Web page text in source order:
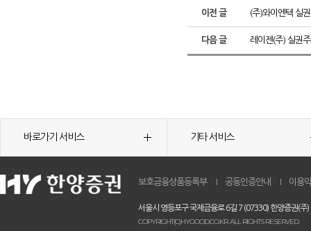
이전 글 (주)와이엔텍 실
다음 글 레이젠(주) 실권
바로가기 서비스 기타 서비스
보호금융상품등록부 공동인증안내 이용
서울시 영등포구 국제금융로 6길 7 (07330) 한양증권(주)
COPYRIGHT(C)HYGOOD.CO.KR. ALL RIGHTS RESERVED.